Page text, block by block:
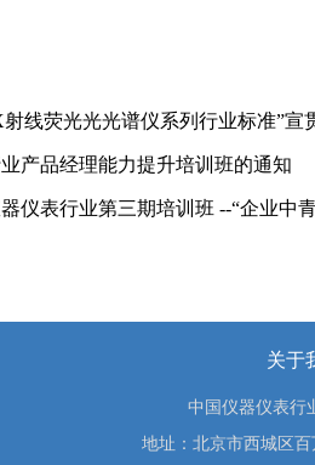
线荧光光光谱仪系列行业标准”宣
产品经理能力提升培训班的通知
仪表行业第三期培训班 --“企业中
关于
中国仪器仪表
地址：北京市西城区